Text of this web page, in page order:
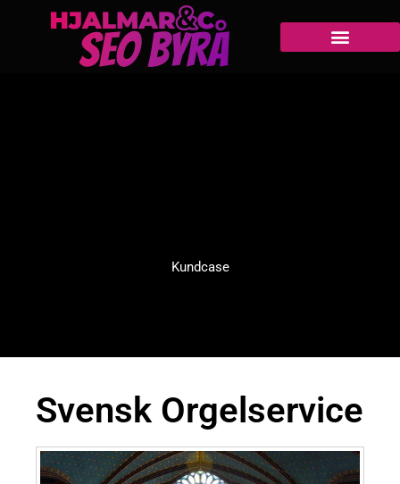
Kundcase
Svensk Orgelservice